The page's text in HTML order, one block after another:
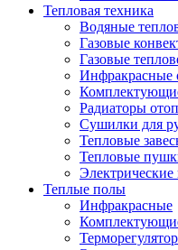
Тепловая техника
Водяные
Газовые
Газовые
Инфракрасные
Радиаторы
Сушилки для
Тепловые
Тепловые
Теплые полы
Инфракрасные